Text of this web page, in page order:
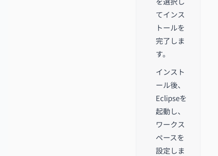
てインス
トールを
完了しま
す。
インスト
ール後、
Eclipseを
起動し、
ワークス
ペースを
設定しま